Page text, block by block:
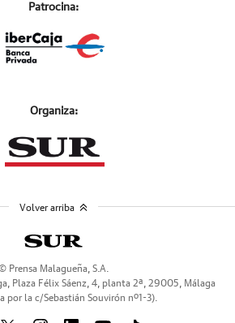
Patrocina:
Organiza:
Prensa Malagueña, S.A.
Plaza Félix Sáenz, 4, planta 2ª, 29005, Málaga
por la c/Sebastián Souvirón nº1-3).
Volver arriba